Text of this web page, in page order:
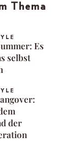
Thema
Es
selbst
der